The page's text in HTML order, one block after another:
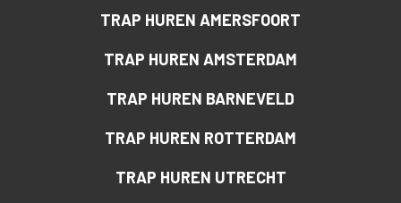
TRAP HUREN AMERSFOORT
TRAP HUREN AMSTERDAM
TRAP HUREN BARNEVELD
TRAP HUREN ROTTERDAM
TRAP HUREN UTRECHT